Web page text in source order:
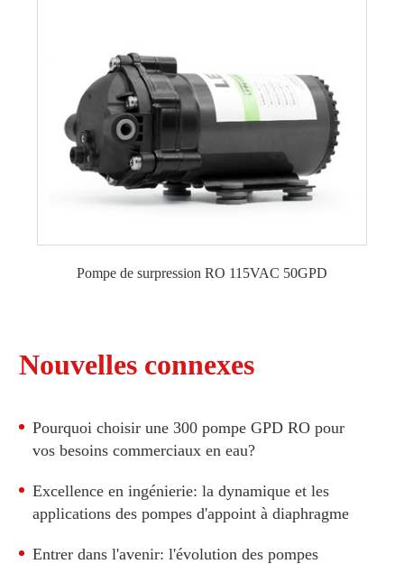
Pompe de surpression RO 115VAC 50GPD
Nouvelles connexes
Pourquoi choisir une 300 pompe GPD RO pour
vos besoins commerciaux en eau?
Excellence en ingénierie: la dynamique et les
applications des pompes d'appoint à diaphragme
Entrer dans l'avenir: l'évolution des pompes